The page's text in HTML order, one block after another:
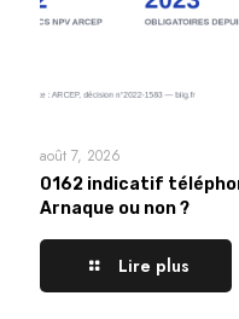
août 7, 2026
0162 indicatif
Arnaque ou non ?
Lire plus